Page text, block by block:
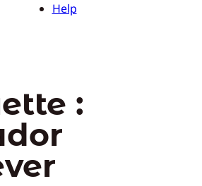
Help
: